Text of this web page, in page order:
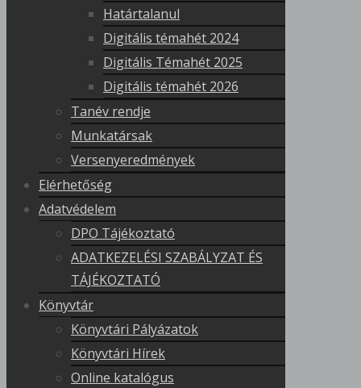
Határtalanul
Digitális témahét 2024
Digitális Témahét 2025
Digitális témahét 2026
Tanév rendje
Munkatársak
Versenyeredmények
Elérhetőség
Adatvédelem
DPO Tájékoztató
ADATKEZELÉSI SZABÁLYZAT ÉS
TÁJÉKOZTATÓ
Könyvtár
Könyvtári Pályázatok
Könyvtári Hírek
Online katalógus